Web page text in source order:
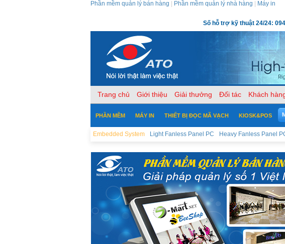
Phần mềm quản lý bán hàng Phần mềm quản lý nhà hàng Máy in
Số hỗ trợ kỹ thuật 24/24:
Trang chủ Giới thiệu Giải thưởng Đối tác Khách
PHẦN MỀM MÁY IN THIẾT BỊ ĐỌC MÃ VẠCH KIOSK&POS
Embedded System Light Fanless Panel PC Heavy Fanless Panel